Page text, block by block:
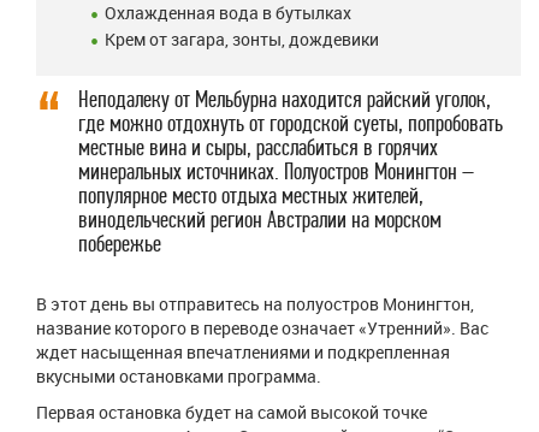
Охлажденная вода в бутылках
Крем от загара, зонты, дождевики
Неподалеку от Мельбурна находится райский уголок,
где можно отдохнуть от городской суеты, попробовать
местные вина и сыры, расслабиться в горячих
минеральных источниках. Полуостров Монингтон –
популярное место отдыха местных жителей,
винодельческий регион Австралии на морском
побережье
В этот день вы отправитесь на полуостров Монингтон,
название которого в переводе означает «Утренний». Вас
ждет насыщенная впечатлениями и подкрепленная
вкусными остановками программа.
Первая остановка будет на самой высокой точке